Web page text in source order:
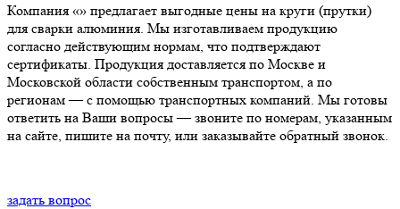
Компания «» предлагает выгодные цены на круги (прутки)
для сварки алюминия. Мы изготавливаем продукцию
согласно действующим нормам, что подтверждают
сертификаты. Продукция доставляется по Москве и
Московской области собственным транспортом, а по
регионам — с помощью транспортных компаний. Мы готовы
ответить на Ваши вопросы — звоните по номерам, указанным
на сайте, пишите на почту, или заказывайте обратный звонок.
задать вопрос